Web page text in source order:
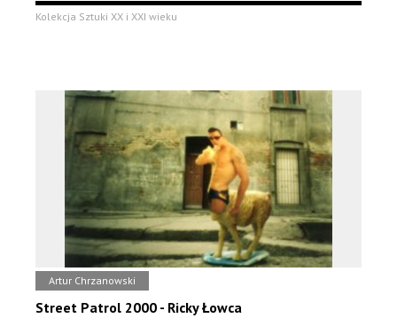
Kolekcja Sztuki XX i XXI wieku
Artur Chrzanowski
Street Patrol 2000 - Ricky Łowca